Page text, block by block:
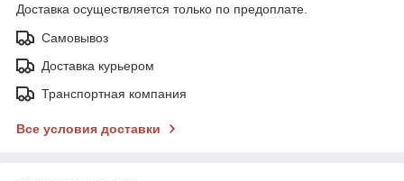
Доставка осуществляется только по предоплате.
Самовывоз
Доставка курьером
Транспортная компания
Все условия доставки